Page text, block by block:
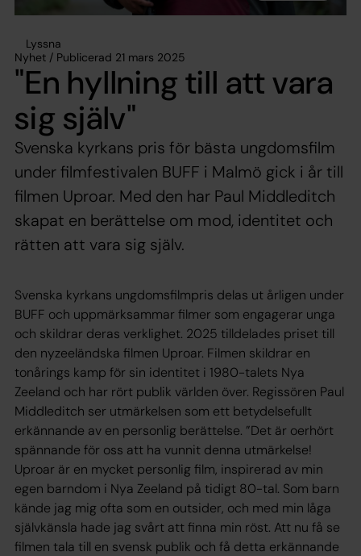
Lyssna
Nyhet / Publicerad 21 mars 2025
"En hyllning till att vara
sig själv"
Svenska kyrkans pris för bästa ungdomsfilm
under filmfestivalen BUFF i Malmö gick i år till
filmen Uproar. Med den har Paul Middleditch
skapat en berättelse om mod, identitet och
rätten att vara sig själv.
Svenska kyrkans ungdomsfilmpris delas ut årligen under
BUFF och uppmärksammar filmer som engagerar unga
och skildrar deras verklighet. 2025 tilldelades priset till
den nyzeeländska filmen Uproar. Filmen skildrar en
tonårings kamp för sin identitet i 1980-talets Nya
Zeeland och har rört publik världen över. Regissören Paul
Middleditch ser utmärkelsen som ett betydelsefullt
erkännande av en personlig berättelse. ”Det är oerhört
spännande för oss att ha vunnit denna utmärkelse!
Uproar är en mycket personlig film, inspirerad av min
egen barndom i Nya Zeeland på tidigt 80-tal. Som barn
kände jag mig ofta som en outsider, och med min låga
självkänsla hade jag svårt att finna min röst. Att nu få se
filmen tala till en svensk publik och få detta erkännande